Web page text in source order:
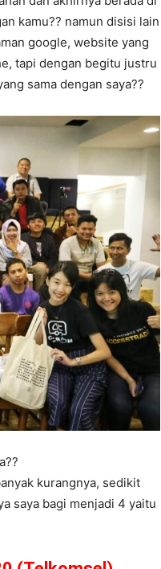
kamu?? namun disisi lain
google, website yang
tapi dengan begitu justru
sama dengan saya??
kurangnya, sedikit
saya bagi menjadi 4 yaitu